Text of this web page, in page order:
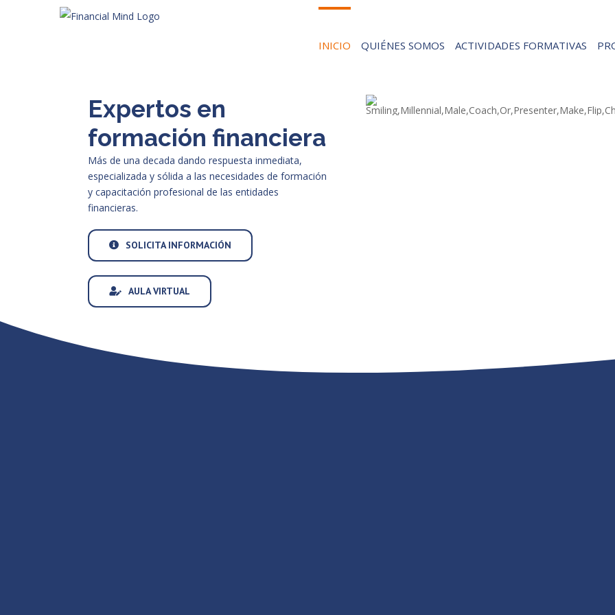
INICIO QUIÉNES SOMOS ACTIVIDADES FORMATIVAS
Expertos en
formación financiera
Más de una decada dando respuesta inmediata,
especializada y sólida a las necesidades de formación
y capacitación profesional de las entidades
financieras.
SOLICITA INFORMACIÓN
AULA VIRTUAL